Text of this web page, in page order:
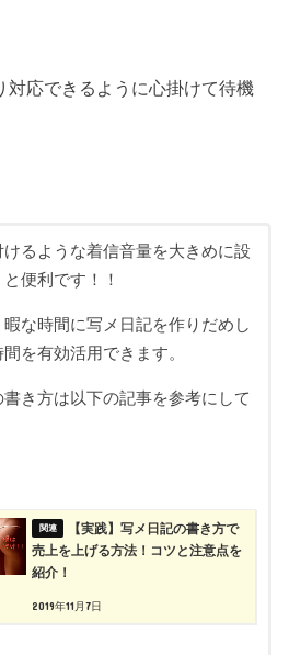
対応できるように心掛けて待機
るような着信音量を大きめに設
便利です！！
暇な時間に写メ日記を作りだめし
を有効活用できます。
き方は以下の記事を参考にして
【実践】写メ日記の書き方で
売上を上げる方法！コツと注意点を
紹介！
2019年11月7日